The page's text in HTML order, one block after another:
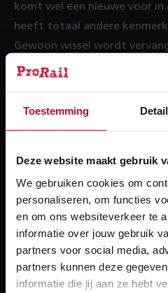
Toestemming
Deze website maakt gebruik
We gebruiken cookies om
personaliseren, om functies
en om ons websiteverkeer te
informatie over jouw gebruik
partners voor social media,
partners kunnen deze
informatie die jij aan ze hebt
komt wel een nieuwe voor in
heeft totaal andere
Gewoon wissel wordt
wissel. Oude wissel wordt
wissel wordt gecreëerd met
Wijzigen: het equipment
kenmerken van het
Deactiveren: een bestaand
inactief gezet. Het object is
maar ligt fysiek nog wel
wissel wordt (tijdelijk)
om ook de operatiecode